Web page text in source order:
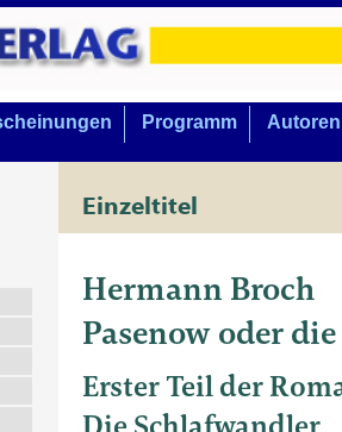
Programm Autoren
Einzeltitel
Hermann Broch
Pasenow oder
Erster Teil der